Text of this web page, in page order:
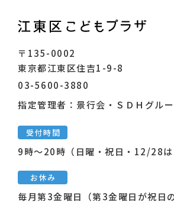
〒135-0002
東京都江東区住吉1-9-8
03-5600-3880
指定管理者：景行会・ＳＤＨグル
受付時間
9時～20時（日曜・祝日・12/28は
お休み
毎月第3金曜日（第3金曜日が祝日